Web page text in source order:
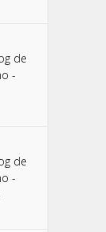
de
-
de
-